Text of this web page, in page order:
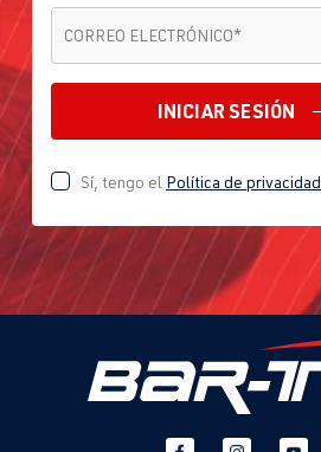
CORREO ELECTRÓNICO*
INICIAR SESIÓN
Sí, tengo el Política de privacidad